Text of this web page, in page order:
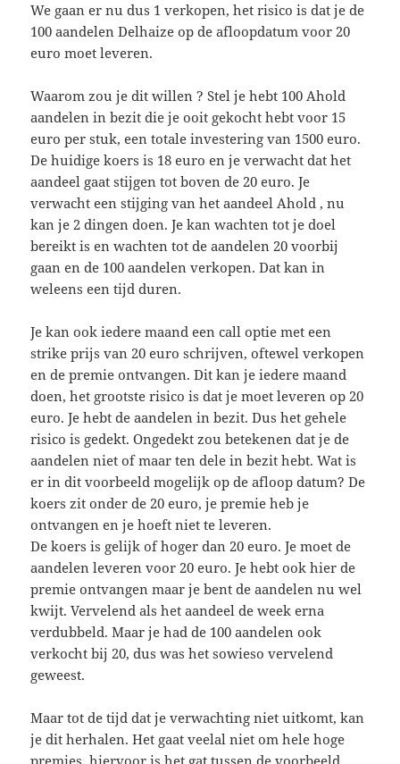
We gaan er nu dus 1 verkopen, het risico is dat je de
100 aandelen Delhaize op de afloopdatum voor 20
euro moet leveren.
Waarom zou je dit willen ? Stel je hebt 100 Ahold
aandelen in bezit die je ooit gekocht hebt voor 15
euro per stuk, een totale investering van 1500 euro.
De huidige koers is 18 euro en je verwacht dat het
aandeel gaat stijgen tot boven de 20 euro. Je
verwacht een stijging van het aandeel Ahold , nu
kan je 2 dingen doen. Je kan wachten tot je doel
bereikt is en wachten tot de aandelen 20 voorbij
gaan en de 100 aandelen verkopen. Dat kan in
weleens een tijd duren.
Je kan ook iedere maand een call optie met een
strike prijs van 20 euro schrijven, oftewel verkopen
en de premie ontvangen. Dit kan je iedere maand
doen, het grootste risico is dat je moet leveren op 20
euro. Je hebt de aandelen in bezit. Dus het gehele
risico is gedekt. Ongedekt zou betekenen dat je de
aandelen niet of maar ten dele in bezit hebt. Wat is
er in dit voorbeeld mogelijk op de afloop datum? De
koers zit onder de 20 euro, je premie heb je
ontvangen en je hoeft niet te leveren.
De koers is gelijk of hoger dan 20 euro. Je moet de
aandelen leveren voor 20 euro. Je hebt ook hier de
premie ontvangen maar je bent de aandelen nu wel
kwijt. Vervelend als het aandeel de week erna
verdubbeld. Maar je had de 100 aandelen ook
verkocht bij 20, dus was het sowieso vervelend
geweest.
Maar tot de tijd dat je verwachting niet uitkomt, kan
je dit herhalen. Het gaat veelal niet om hele hoge
premies, hiervoor is het gat tussen de voorbeeld